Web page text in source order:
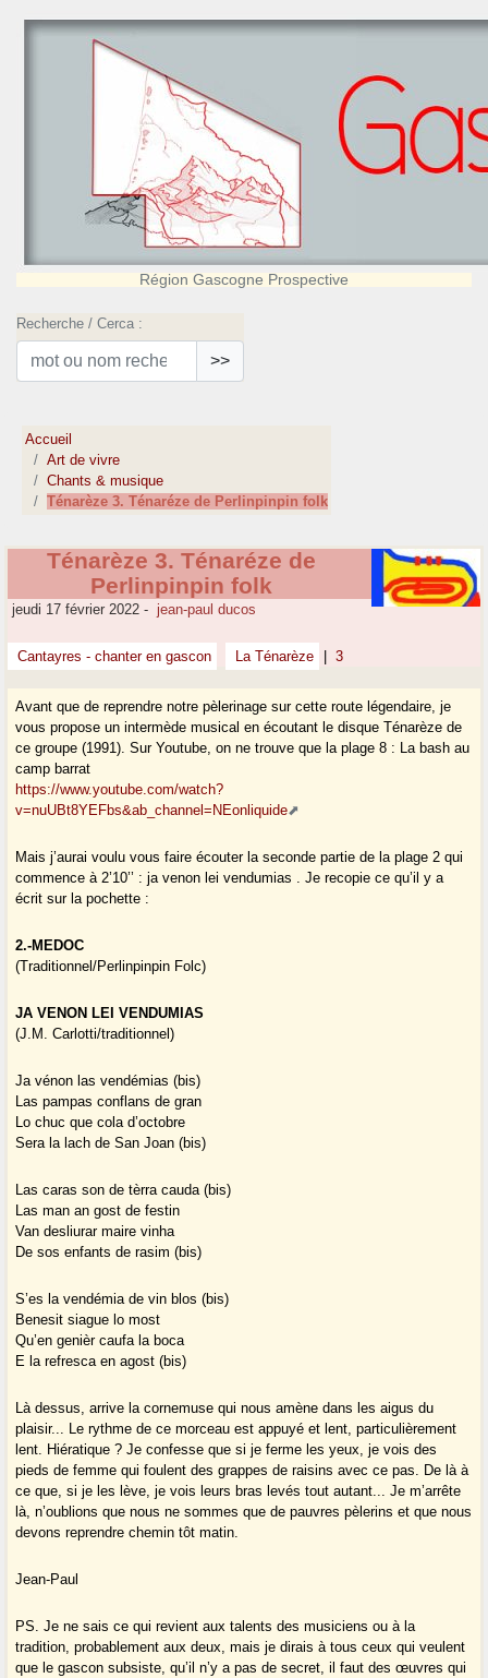
Région Gascogne Prospective
Recherche / Cerca :
>>
Accueil
Art de vivre
Chants & musique
Ténarèze 3. Ténaréze de Perlinpinpin folk
Ténarèze 3. Ténaréze de
Perlinpinpin folk
jeudi 17 février 2022 - jean-paul ducos
Cantayres - chanter en gascon La Ténarèze 3
Avant que de reprendre notre pèlerinage sur cette route légendaire, je
vous propose un intermède musical en écoutant le disque Ténarèze de
ce groupe (1991). Sur Youtube, on ne trouve que la plage 8 : La bash au
camp barrat
https://www.youtube.com/watch?
v=nuUBt8YEFbs&ab_channel=NEonliquide
Mais j’aurai voulu vous faire écouter la seconde partie de la plage 2 qui
commence à 2’10’’ : ja venon lei vendumias . Je recopie ce qu’il y a
écrit sur la pochette :
2.-MEDOC
(Traditionnel/Perlinpinpin Folc)
JA VENON LEI VENDUMIAS
(J.M. Carlotti/traditionnel)
Ja vénon las vendémias (bis)
Las pampas conflans de gran
Lo chuc que cola d’octobre
Sera la lach de San Joan (bis)
Las caras son de tèrra cauda (bis)
Las man an gost de festin
Van desliurar maire vinha
De sos enfants de rasim (bis)
S’es la vendémia de vin blos (bis)
Benesit siague lo most
Qu’en genièr caufa la boca
E la refresca en agost (bis)
Là dessus, arrive la cornemuse qui nous amène dans les aigus du
plaisir... Le rythme de ce morceau est appuyé et lent, particulièrement
lent. Hiératique ? Je confesse que si je ferme les yeux, je vois des
pieds de femme qui foulent des grappes de raisins avec ce pas. De là à
ce que, si je les lève, je vois leurs bras levés tout autant... Je m’arrête
là, n’oublions que nous ne sommes que de pauvres pèlerins et que nous
devons reprendre chemin tôt matin.
Jean-Paul
PS. Je ne sais ce qui revient aux talents des musiciens ou à la
tradition, probablement aux deux, mais je dirais à tous ceux qui veulent
que le gascon subsiste, qu’il n’y a pas de secret, il faut des œuvres qui